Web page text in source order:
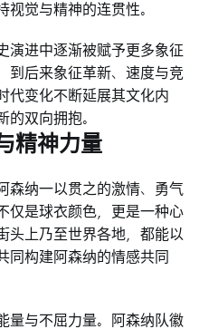
视觉与精神的连贯性。
演进中逐渐被赋予更多象征
到后来象征革新、速度与竞
代变化不断延展其文化内
的双向拥抱。
精神力量
森纳一以贯之的激情、勇气
仅是球衣颜色，更是一种心
头上乃至世界各地，都能以
同构建阿森纳的情感共同
量与不屈力量。阿森纳队徽